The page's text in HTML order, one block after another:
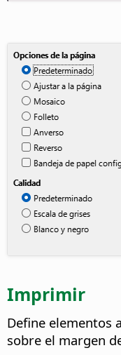
Imprimir
Define elementos
sobre el margen